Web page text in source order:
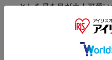
っとした見た目が大人可愛
タディズッケロ】 素材は主
ケロフィラートのデザイン
て丈夫なナイロン】 毎日使
も安心なナイロン素材は軽